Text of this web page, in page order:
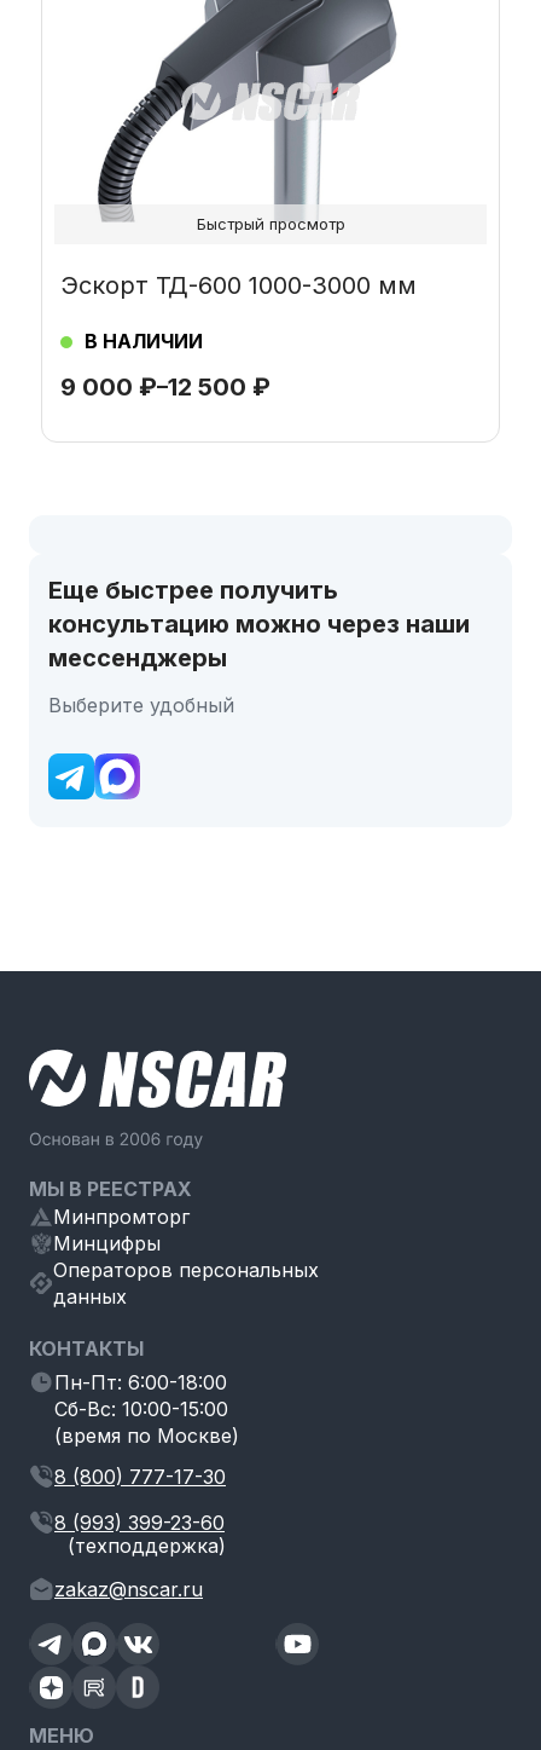
9 000 ₽–12 500 ₽
Эскорт ТД-600 1000-3000 мм
В НАЛИЧИИ
Опции
можно
выбрать
на
странице
товара.
Быстрый просмотр
Еще быстрее получить
консультацию можно через наши
мессенджеры
Выберите удобный
МЫ В РЕЕСТРАХ
Минпромторг
Минцифры
Операторов персональных
данных
КОНТАКТЫ
Пн-Пт: 6:00-18:00
Сб-Вс: 10:00-15:00
(время по Москве)
8 (800) 777-17-30
8 (993) 399-23-60
(техподдержка)
zakaz@nscar.ru
МЕНЮ